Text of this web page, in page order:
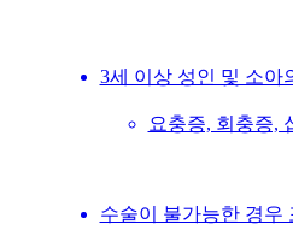
3세 이상 성인 및 소아
요충증, 회충증,
수술이 불가능한 경우